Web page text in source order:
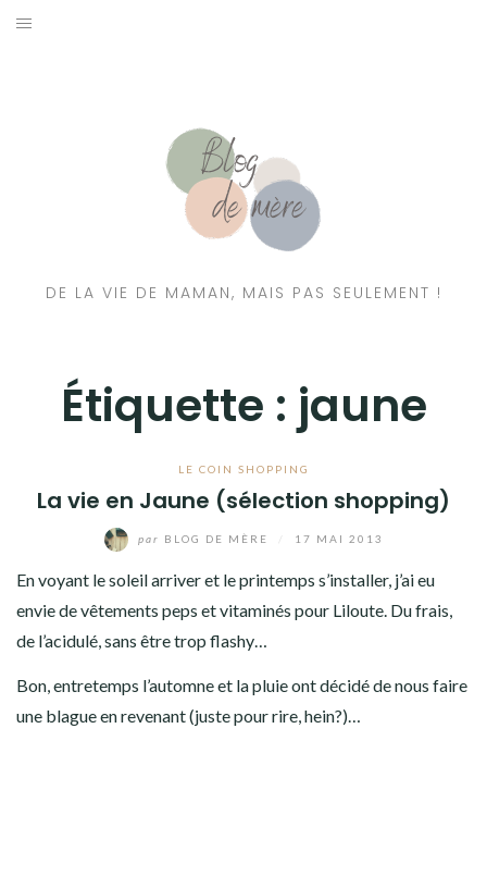
DE LA VIE DE MAMAN, MAIS PAS SEULEMENT !
Étiquette : jaune
LE COIN SHOPPING
La vie en Jaune (sélection shopping)
par BLOG DE MÈRE 17 MAI 2013
En voyant le soleil arriver et le printemps s’installer, j’ai eu
envie de vêtements peps et vitaminés pour Liloute. Du frais,
de l’acidulé, sans être trop flashy…
Bon, entretemps l’automne et la pluie ont décidé de nous faire
une blague en revenant (juste pour rire, hein?)…
RESSOURCES NUTRITION & PARENTALITÉ